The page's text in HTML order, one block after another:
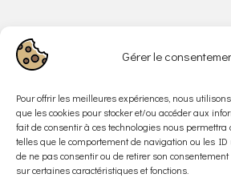
Gérer le
Pour offrir les meilleures expériences, nous
que les cookies pour stocker et/ou accéder aux
fait de consentir à ces technologies nous
telles que le comportement de navigation ou les
de ne pas consentir ou de retirer son
sur certaines caractéristiques et fonctions.
Avenue des Sports 28
info@synergic.ch
+41 (0)24 423 44 00
Horaires